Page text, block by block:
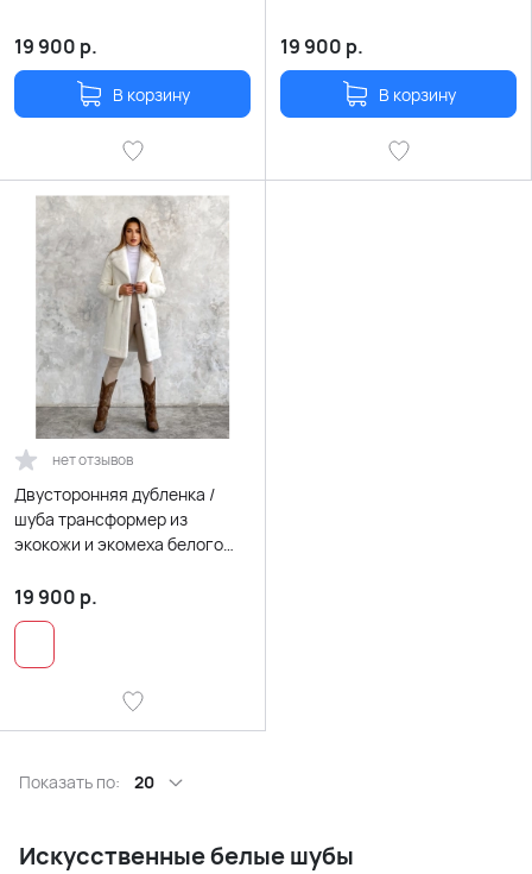
19 900 р.
В корзину
19 900 р.
В корзину
нет отзывов
Двусторонняя дубленка /
шуба трансформер из
экокожи и экомеха белого
19 900 р.
Показать по: 20
Искусственные белые шубы